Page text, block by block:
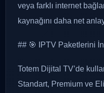
veya farklı internet
kaynağını daha net
## 🎯 IPTV Paketlerini
Totem Dijital TV’de
Standart, Premium ve